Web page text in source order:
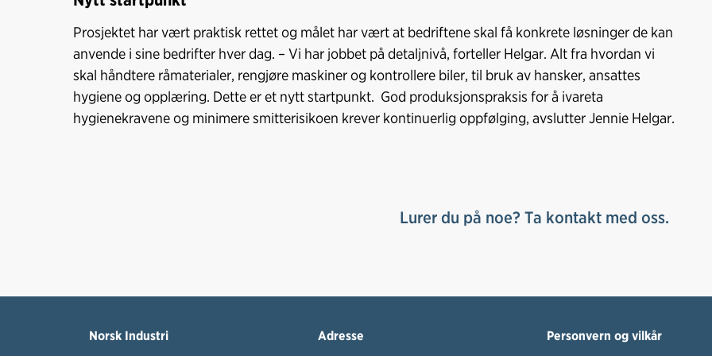
Prosjektet har vært praktisk rettet og målet har vært at bedriftene skal få konkrete løsninger de kan
anvende i sine bedrifter hver dag. – Vi har jobbet på detaljnivå, forteller Helgar. Alt fra hvordan vi
skal håndtere råmaterialer, rengjøre maskiner og kontrollere biler, til bruk av hansker, ansattes
hygiene og opplæring. Dette er et nytt startpunkt. God produksjonspraksis for å ivareta
hygienekravene og minimere smitterisikoen krever kontinuerlig oppfølging, avslutter Jennie Helgar.
Lurer du på noe? Ta kontakt med oss.
Norsk Industri Adresse Personvern og vilkår